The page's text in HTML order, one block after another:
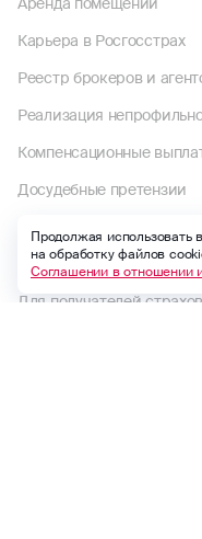
Карьера в Росгосстрах
Реестр брокеров и
Реализация
Компенсационные
Досудебные претензии
Раскрытие информации
Пользовательское
Для получателей
Продолжая использовать
на обработку файлов
Соглашении в отношении